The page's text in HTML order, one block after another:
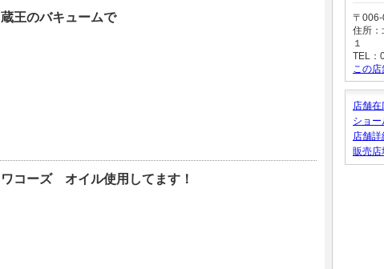
蔵王のバキュームで
ワコーズ オイル使用してます！
〒
住所：
１
TEL：
この
店舗
ショー
店舗詳
販売店